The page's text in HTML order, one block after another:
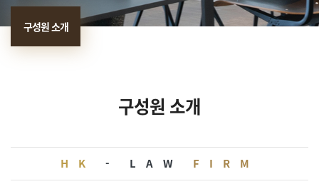
구성원 소개
구성원 소개
HK - LAW FIRM